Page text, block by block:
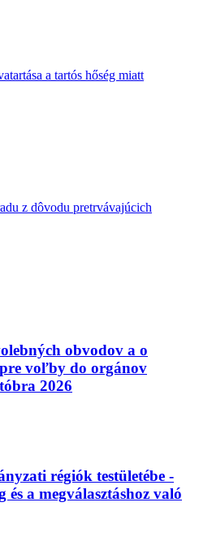
a tartós hőség miatt
z dôvodu pretrvávajúcich
obvodov a o
voľby do orgánov
2026
régiók testületébe -
a megválasztáshoz való